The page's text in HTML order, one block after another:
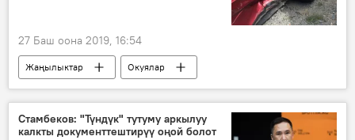
27 Баш оона 2019, 16:54
Жаңылыктар
Окуялар
Кыргызстан
Казакстан
Алматы
жол кырсык
Стамбеков: "Түндүк" тутуму аркылуу
калкты документтештирүү оңой болот